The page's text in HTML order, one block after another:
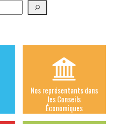
Nos représentants dans
les Conseils
Économiques